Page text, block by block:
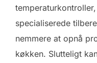
specialiserede
nemmere at opnå
køkken. Slutteligt